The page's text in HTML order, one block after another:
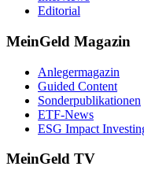
Editorial
MeinGeld Magazin
Anlegermagazin
Guided Content
Sonderpublikationen
ETF-News
ESG Impact
MeinGeld TV